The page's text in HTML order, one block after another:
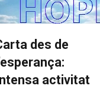
des de
activitat